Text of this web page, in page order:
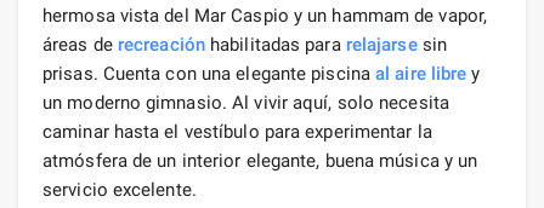
hermosa vista del Mar Caspio y un hammam de vapor,
áreas de recreaciónhabilitadas para relajarsesin
prisas. Cuenta con una elegante piscinaal aire libre y
un moderno gimnasio. Al vivir aquí, solo necesita
caminar hasta el vestíbulo para experimentar la
atmósfera de un interior elegante, buena música y un
servicio excelente.